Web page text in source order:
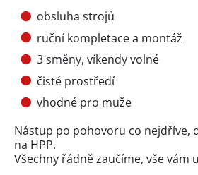
obsluha strojů
ruční kompletace a montáž
3 směny, víkendy volné
čisté prostředí
vhodné pro muže
Nástup po pohovoru co nejdříve,
na HPP.
Všechny řádně zaučíme, vše vám